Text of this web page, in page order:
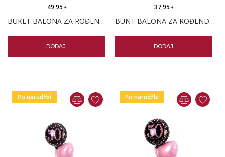
BUKET BALONA ZA ROĐENDAN ŠARENI MICKEY MOUSE
49,95 €
DODAJ
BUNT BALONA ZA ROĐENDAN LAV
37,95€
DODAJ
Po narudžbi Po narudžbi